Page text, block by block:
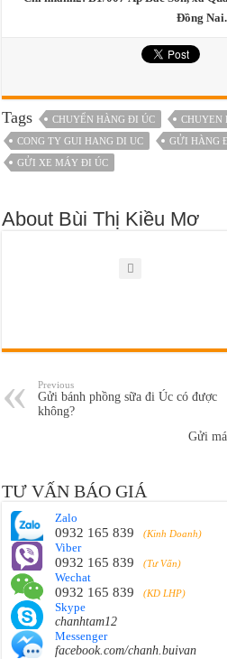
Đồng Nai.
Tags CHUYỂN HÀNG ĐI ÚC
CHUYEN
CONG TY GUI HANG DI UC
GỬI HÀNG
GỬI XE MÁY ĐI ÚC
About Bùi Thị Kiều Mơ
Previous
Gửi bánh phồng sữa đi Úc có được
không?
Gửi
TƯ VẤN BÁO GIÁ
Zalo
0932 165 839 (Kinh Doanh)
Viber
0932 165 839 (Tư Vấn)
Wechat
0932 165 839 (KD LHP)
Skype
chanhtam12
Messenger
facebook.com/chanh.buivan